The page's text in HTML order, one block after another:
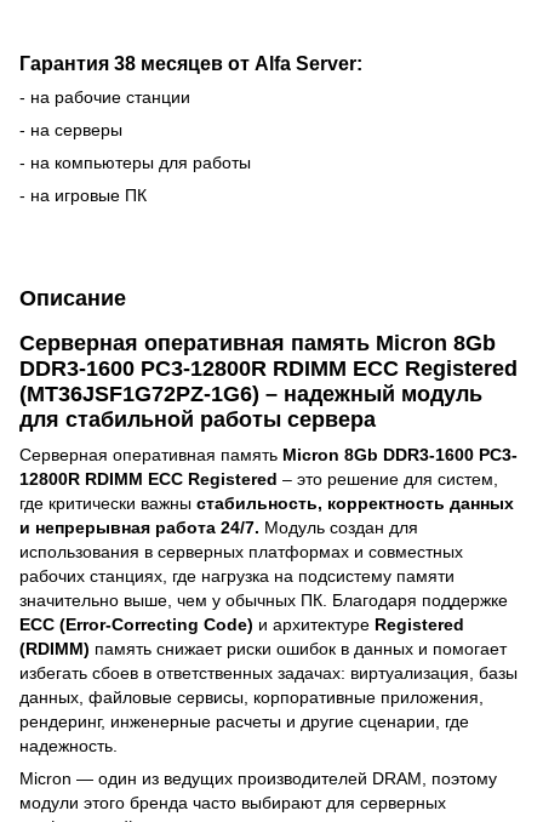
Гарантия 38 месяцев от Alfa Server:
- на рабочие станции
- на серверы
- на компьютеры для работы
- на игровые ПК
Описание
Серверная оперативная память Micron 8Gb
DDR3-1600 PC3-12800R RDIMM ECC Registered
(MT36JSF1G72PZ-1G6) – надежный модуль
для стабильной работы сервера
Серверная оперативная память Micron 8Gb DDR3-1600 PC3-
12800R RDIMM ECC Registered – это решение для систем,
где критически важны стабильность, корректность данных
и непрерывная работа 24/7. Модуль создан для
использования в серверных платформах и совместных
рабочих станциях, где нагрузка на подсистему памяти
значительно выше, чем у обычных ПК. Благодаря поддержке
ECC (Error-Correcting Code) и архитектуре Registered
(RDIMM) память снижает риски ошибок в данных и помогает
избегать сбоев в ответственных задачах: виртуализация, базы
данных, файловые сервисы, корпоративные приложения,
рендеринг, инженерные расчеты и другие сценарии, где
надежность.
Micron — один из ведущих производителей DRAM, поэтому
модули этого бренда часто выбирают для серверных